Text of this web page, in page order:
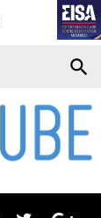
search